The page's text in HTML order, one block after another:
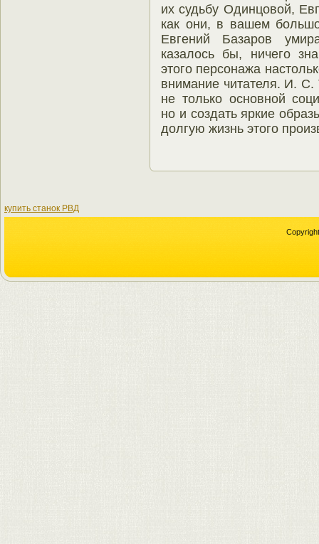
их судьбу Одинцовой,
как они, в вашем
Евгений Базаров
казалось бы, ничего
этого персонажа
внимание читателя. И. С.
не только основной
но и создать яркие
долгую жизнь этого
купить станок РВД